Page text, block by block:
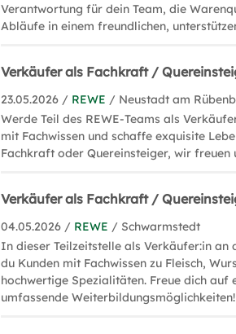
Verantwortung für dein Team, die
Abläufe in einem freundlichen,
Verkäufer als Fachkraft /
23.05.2026 / REWE / Neustadt am
Werde Teil des REWE-Teams als
mit Fachwissen und schaffe exquisite
Fachkraft oder Quereinsteiger, wir freuen
Verkäufer als Fachkraft /
04.05.2026 / REWE / Schwarmstedt
In dieser Teilzeitstelle als Verkäufer:in an
du Kunden mit Fachwissen zu Fleisch,
hochwertige Spezialitäten. Freue dich auf
umfassende Weiterbildungsmöglichkeiten!